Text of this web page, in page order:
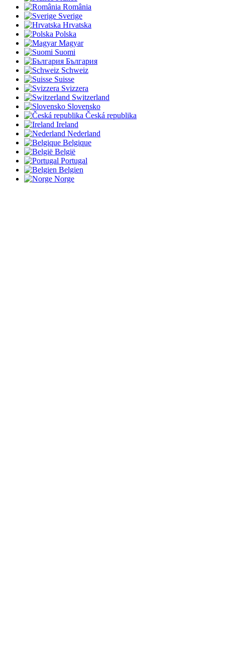
România
Sverige
Hrvatska
Polska
Magyar
Suomi
България
Schweiz
Suisse
Svizzera
Switzerland
Slovensko
Česká republika
Ireland
Nederland
Belgique
België
Portugal
Belgien
Norge